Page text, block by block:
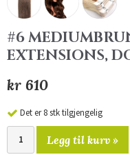
#6
EXTENSIONS,
kr 610
Det er 8 stk tilgjengelig
Legg til kurv »